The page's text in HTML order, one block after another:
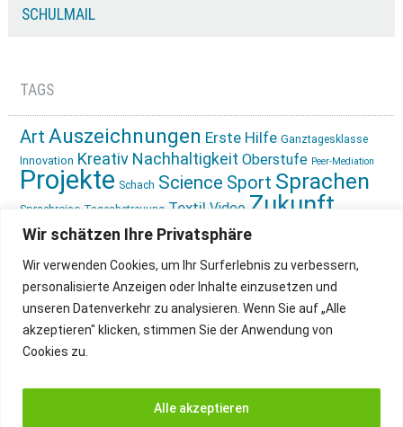
Wir schätzen Ihre Privatsphäre
Wir verwenden Cookies, um Ihr Surferlebnis zu verbessern,
personalisierte Anzeigen oder Inhalte einzusetzen und
unseren Datenverkehr zu analysieren. Wenn Sie auf „Alle
akzeptieren" klicken, stimmen Sie der Anwendung von
Cookies zu.
Alle akzeptieren
SCHULMAIL
TAGS
Art Auszeichnungen Erste Hilfe Ganztagesklasse
Innovation Kreativ Nachhaltigkeit Oberstufe Peer-Mediation
Projekte Schach Science Sport Sprachen
Sprachreise Tagesbetreuung Textil Video Zukunft
gestalten Ökologie
IMPRESSUM